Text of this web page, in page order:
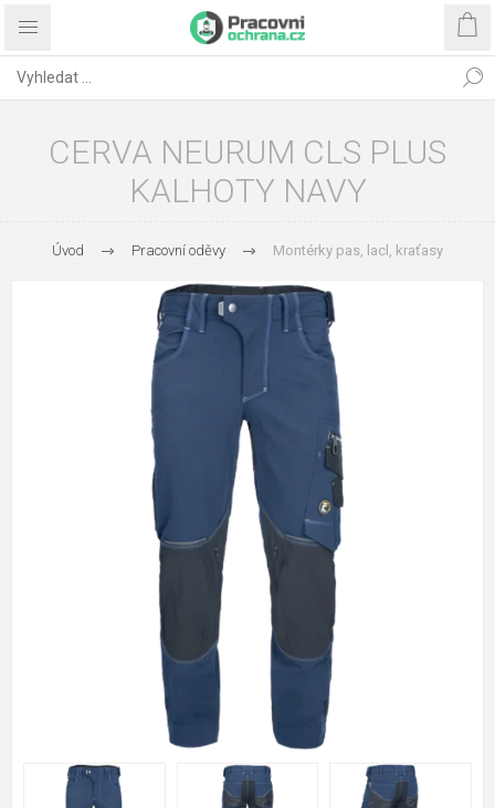
CERVA NEURUM CLS PLUS
KALHOTY NAVY
Úvod Pracovní oděvy Montérky pas, lacl, kraťasy